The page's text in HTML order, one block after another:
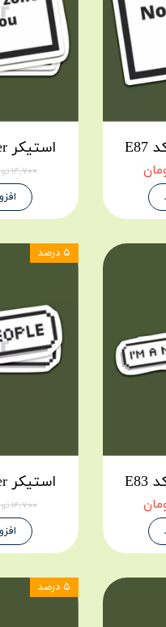
استیکر Text sticker کد E86
۱۴,۷۰۰ تومان
استیکر Text sticker کد E82
۱۴,۷۰۰ تومان
۵ درصد
۵ درصد